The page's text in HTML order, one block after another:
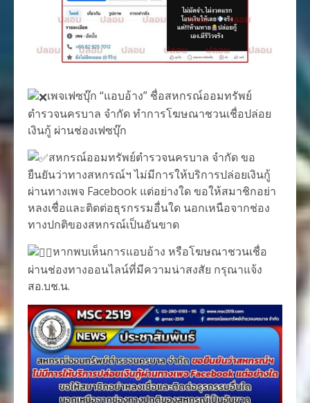
เพจเฟซบุ๊ก “แอบอ้าง” ชื่อสหกรณ์ออมทรัพย์
ตำรวจนครบาล จำกัด ทำการโฆษณาชวนเชื่อปล่อย
เงินกู้ ผ่านช่องเฟซบุ๊ก
สหกรณ์ออมทรัพย์ตำรวจนครบาล จำกัด ขอ
ยืนยันว่าทางสหกรณ์ฯ ไม่มีการให้บริการปล่อยเงินกู้
ผ่านทางเพจ Facebook แต่อย่างใด ขอให้สมาชิกอย่า
หลงเชื่อและติดต่อธุรกรรมอื่นใด นอกเหนือจากช่อง
ทางปกติของสหกรณ์เป็นอันขาด
หากพบเห็นการแอบอ้าง หรือโฆษณาชวนเชื่อ
ผ่านช่องทางออนไลน์ที่มีความน่าสงสัย กรุณาแจ้ง
สอ.บช.น.